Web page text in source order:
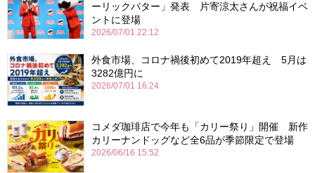
ーリックバター」発表 片寄涼太さんが祝福イベ
ントに登場
2026/07/01 22:12
外食市場、コロナ禍後初めて2019年超え 5月は
3282億円に
2026/07/01 16:24
コメダ珈琲店で今年も「カリー祭り」開催 新作
カリーナンドッグなど全6品が季節限定で登場
2026/06/16 15:52